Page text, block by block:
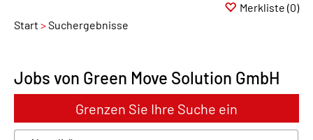
Start Suchergebnisse
Merkliste (0)
Jobs von Green Move Solution GmbH
Grenzen Sie Ihre Suche ein